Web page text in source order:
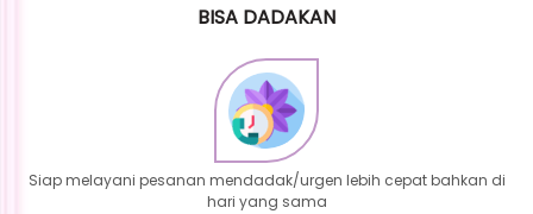
BISA DADAKAN
Siap melayani pesanan mendadak/urgen lebih cepat bahkan di
hari yang sama